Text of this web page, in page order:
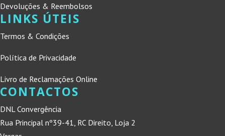
Devoluções & Reembolsos
LINKS ÚTEIS
Termos & Condições
Política de Privacidade
Livro de Reclamações Online
CONTACTOS
DNL Convergência
Rua Principal nº39-41, RC Direito, Loja 2